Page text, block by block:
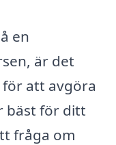
en
är det
att avgöra
bäst för ditt
fråga om